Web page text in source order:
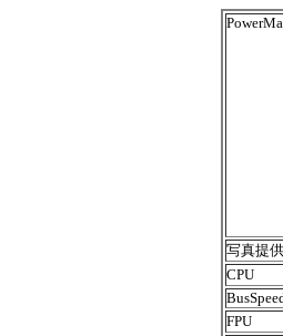
写真提供
CPU
FPU